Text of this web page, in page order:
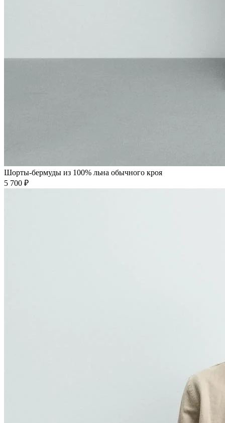
Шорты-бермуды из 100% льна обычного кроя
5 700 ₽